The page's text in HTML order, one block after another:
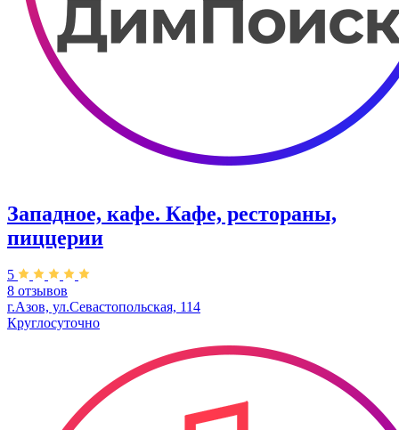
Западное, кафе. Кафе, рестораны,
пиццерии
5
8 отзывов
г.Азов, ул.Севастопольская, 114
Круглосуточно